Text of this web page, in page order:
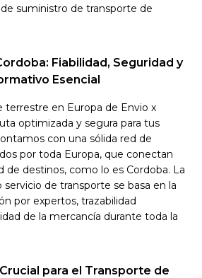
suministro de transporte de
Fiabilidad, Seguridad y
Esencial
terrestre en Europa de Envio x
optimizada y segura para tus
con una sólida red de
por toda Europa, que conectan
de destinos, como lo es Cordoba. La
de transporte se basa en la
por expertos, trazabilidad
de la mercancía durante toda la
para el Transporte de